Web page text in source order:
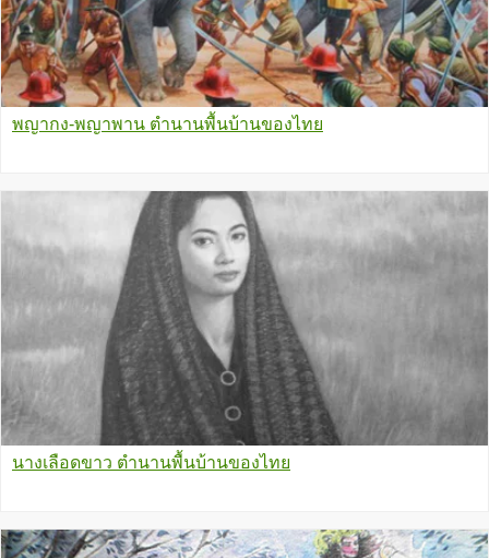
พญากง-พญาพาน ตำนานพื้นบ้านของไทย
นางเลือดขาว ตำนานพื้นบ้านของไทย